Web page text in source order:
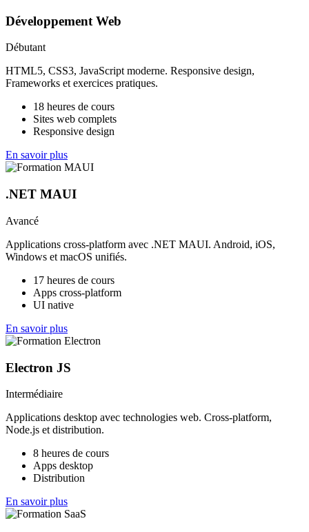
Développement Web
Débutant
HTML5, CSS3, JavaScript moderne. Responsive design,
Frameworks et exercices pratiques.
18 heures de cours
Sites web complets
Responsive design
En savoir plus
.NET MAUI
Avancé
Applications cross-platform avec .NET MAUI. Android, iOS,
Windows et macOS unifiés.
17 heures de cours
Apps cross-platform
UI native
En savoir plus
Electron JS
Intermédiaire
Applications desktop avec technologies web. Cross-platform,
Node.js et distribution.
8 heures de cours
Apps desktop
Distribution
En savoir plus